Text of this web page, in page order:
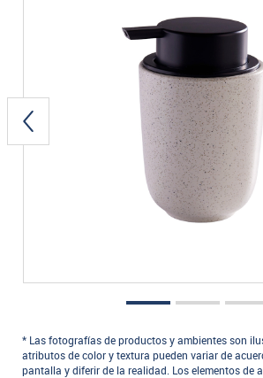
* Las fotografías de productos y ambientes son
atributos de color y textura pueden variar de
pantalla y diferir de la realidad. Los elementos de